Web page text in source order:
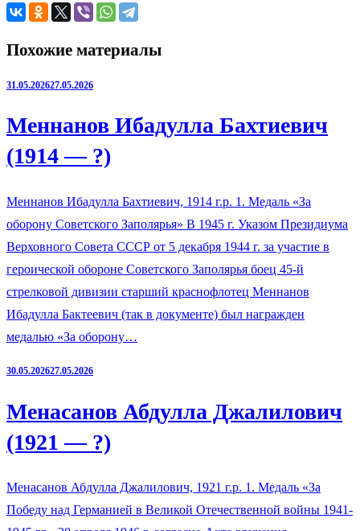
Похожие материалы
31.05.202627.05.2026
Меннанов Ибадулла Бахтиевич
(1914 — ?)
Меннанов Ибадулла Бахтиевич, 1914 г.р. 1. Медаль «За
оборону Советского Заполярья» В 1945 г. Указом Президиума
Верховного Совета СССР от 5 декабря 1944 г. за участие в
героической обороне Советского Заполярья боец 45-й
стрелковой дивизии старший краснофлотец Меннанов
Ибадулла Бактеевич (так в документе) был награжден
медалью «За оборону…
30.05.202627.05.2026
Менасанов Абдулла Джалилович
(1921 — ?)
Менасанов Абдулла Джалилович, 1921 г.р. 1. Медаль «За
Победу над Германией в Великой Отечественной войны 1941-